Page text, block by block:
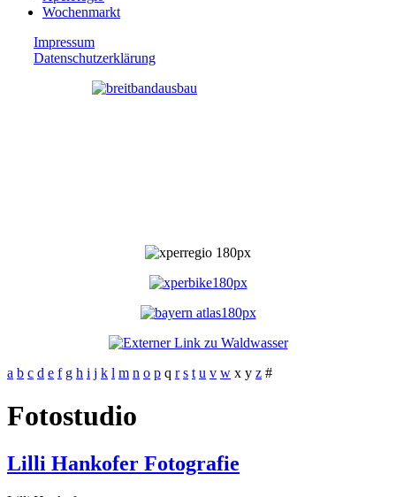
Wochenmarkt
Impressum
Datenschutzerklärung
a b c d e f g h i j k l m n o p q r s t u v w x y z #
Fotostudio
Lilli Hankofer Fotografie